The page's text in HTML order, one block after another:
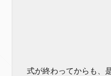
式が終わってからも、